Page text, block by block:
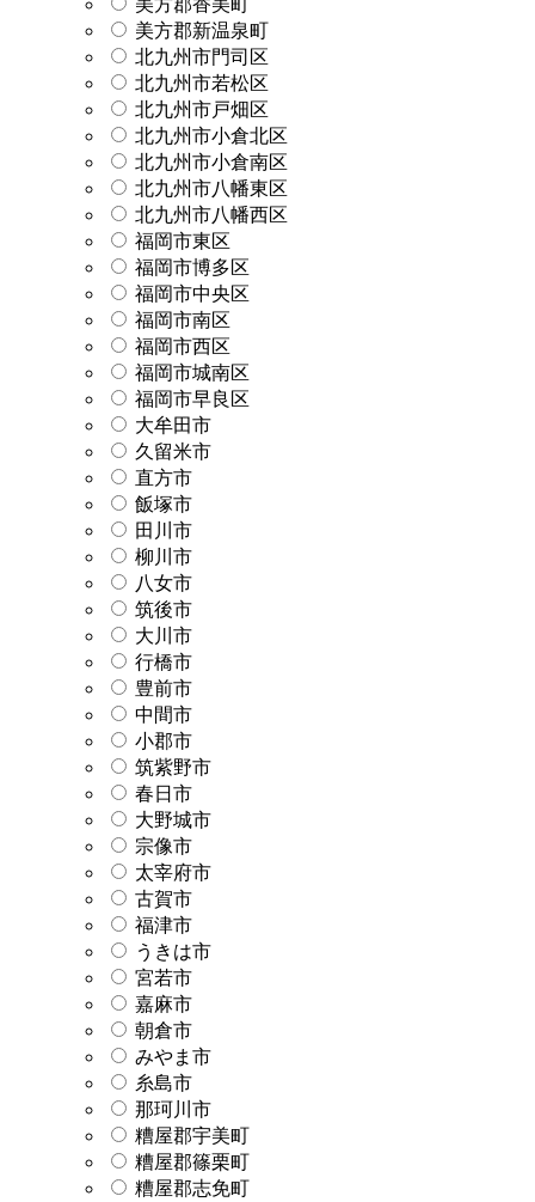
美方郡新温泉町
北九州市門司区
北九州市若松区
北九州市戸畑区
北九州市小倉北区
北九州市小倉南区
北九州市八幡東区
北九州市八幡西区
福岡市東区
福岡市博多区
福岡市中央区
福岡市南区
福岡市西区
福岡市城南区
福岡市早良区
大牟田市
久留米市
直方市
飯塚市
田川市
柳川市
八女市
筑後市
大川市
行橋市
豊前市
中間市
小郡市
筑紫野市
春日市
大野城市
宗像市
太宰府市
古賀市
福津市
うきは市
宮若市
嘉麻市
朝倉市
みやま市
糸島市
那珂川市
糟屋郡宇美町
糟屋郡篠栗町
糟屋郡志免町